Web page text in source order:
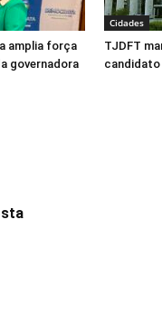
amplia força
governadora
Cidades
TJDFT
candidato